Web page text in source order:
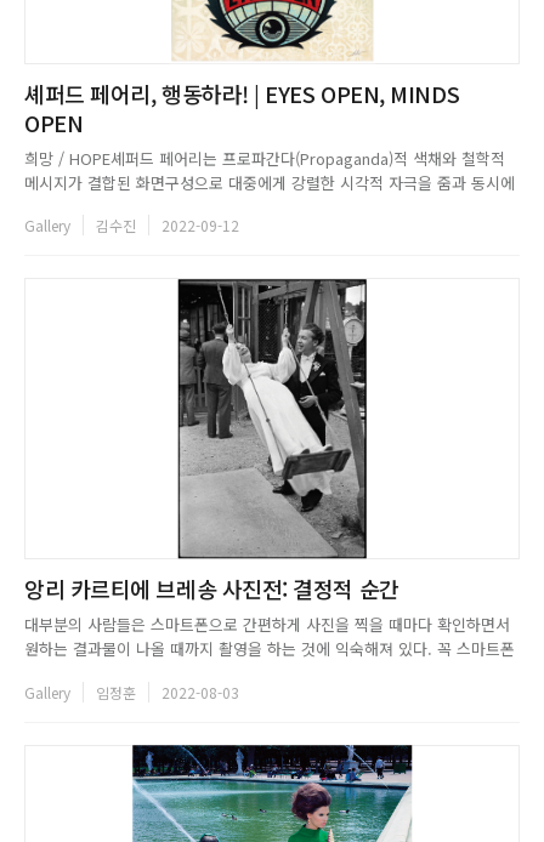
셰퍼드 페어리, 행동하라! | EYES OPEN, MINDS
OPEN
희망 / HOPE셰퍼드 페어리는 프로파간다(Propaganda)적 색채와 철학적
메시지가 결합된 화면구성으로 대중에게 강렬한 시각적 자극을 줌과 동시에
은 유명인들의 초상화를 비롯해 평등, 반전, 인권, 환경 등의 주제로 원색의
Gallery 김수진 2022-09-12
앙리 카르티에 브레송 사진전: 결정적 순간
대부분의 사람들은 스마트폰으로 간편하게 사진을 찍을 때마다 확인하면서
원하는 결과물이 나올 때까지 촬영을 하는 것에 익숙해져 있다. 꼭 스마트폰
를 사용하는 것이 일반적이다. 이렇게 기술이 발전하며 사진을 촬영하는 방
Gallery 임정훈 2022-08-03